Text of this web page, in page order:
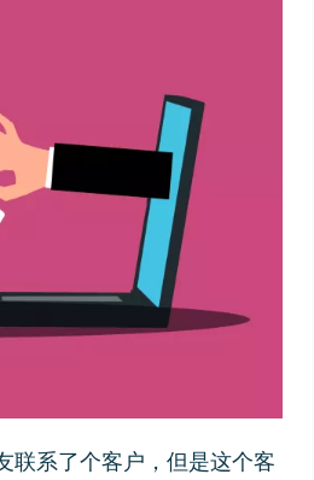
临
门
一
脚，
打
消
客
户
顾
进
客
联系了个客户，但是这个客